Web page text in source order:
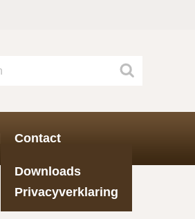
Contact
Downloads
Privacyverklaring